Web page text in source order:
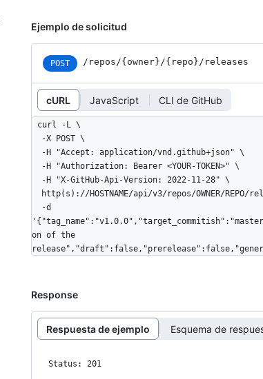
Ejemplo de solicitud
POST /repos/{owner}/{repo}/releases
cURL JavaScript CLI de GitHub
curl -L \
on of the
Response
Respuesta de ejemplo Esquema de
Status: 201